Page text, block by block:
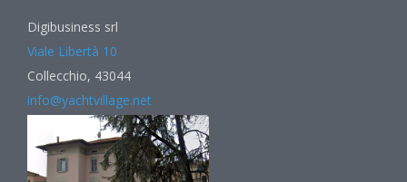
Digibusiness srl
Viale Libertà 10
Collecchio, 43044
info@yachtvillage.net